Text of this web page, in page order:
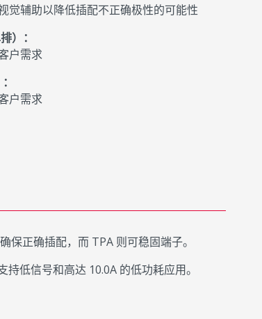
觉辅助以降低插配不正确极性的可能性
）：
户需求
户需求
正确插配，而 TPA 则可稳固端子。
低信号和高达 10.0A 的低功耗应用。